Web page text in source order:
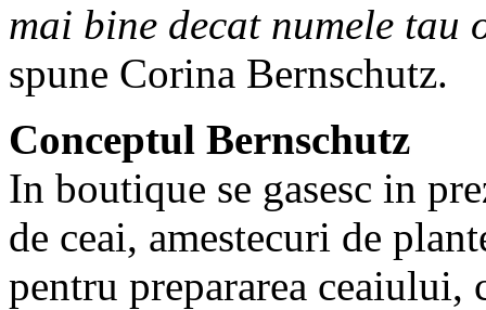
mai bine decat numele tau
spune Corina Bernschutz.
Conceptul Bernschutz
In boutique se gasesc in
de ceai, amestecuri de
pentru prepararea